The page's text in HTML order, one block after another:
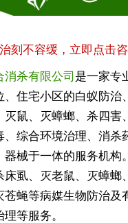
刻不容缓，立即点击
消杀有限公司 是一家专
、住宅小区的白蚁防治
灭鼠、灭蟑螂、杀四害
、综合环境治理、消杀
器械于一体的服务机构
床虱、灭老鼠、灭蟑螂
苍蝇等病媒生物防治及
等服务。